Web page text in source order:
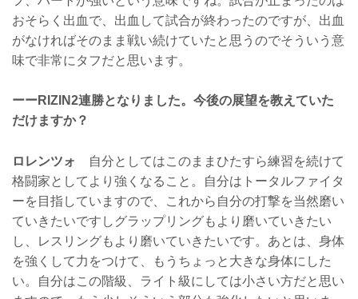
おそらく出血で、出血して試合が終わったのですが、出血
がなければそのまま戦い続けていたと思うのでそういう意
味で非常にタフだと思います。
ーーRIZIN2連勝となりました。今後の展望を教えていた
だけますか？
ロレンツォ
自分としてはこのままひたすら練習を続けて
格闘家としてより強くなること。自分はトータルファイタ
ーを目指していますので、これから自分の打撃を当然磨い
ていきたいですしグラップリングもより磨いていきたい
し、レスリングもより磨いていきたいです。あとは、身体
を強くして力をつけて、もうちょっと大きな身体にした
い。自分はこの階級、ライト級にしては小さい方だと思い